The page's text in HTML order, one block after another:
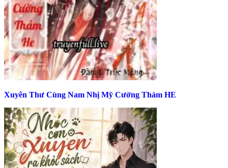
Xuyên Thư Cùng Nam Nhị Mỹ Cường Thảm HE